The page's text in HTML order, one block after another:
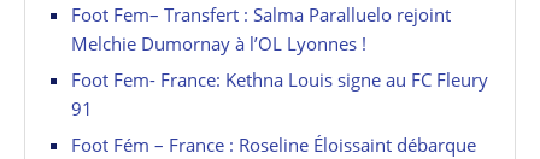
Foot Fem– Transfert : Salma Paralluelo rejoint
Melchie Dumornay à l’OL Lyonnes !
Foot Fem- France: Kethna Louis signe au FC Fleury
91
Foot Fém – France : Roseline Éloissaint débarque